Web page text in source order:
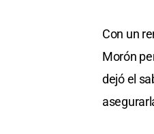
Con un
Morón
dejó el